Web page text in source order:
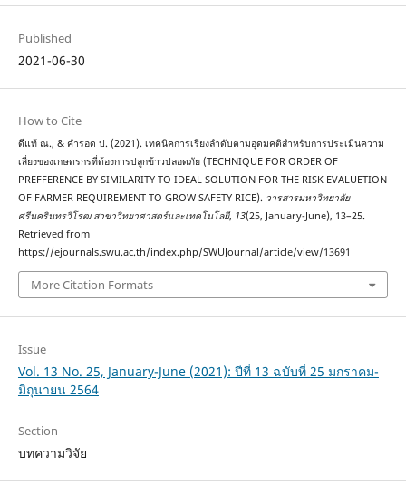
Published
2021-06-30
How to Cite
ดีแท้ ณ., & คำรอด ป. (2021). เทคนิคการเรียงลำดับตามอุดมคติสำหรับการประเมินความ
เสี่ยงของเกษตรกรที่ต้องการปลูกข้าวปลอดภัย (TECHNIQUE FOR ORDER OF
PREFFERENCE BY SIMILARITY TO IDEAL SOLUTION FOR THE RISK EVALUETION
OF FARMER REQUIREMENT TO GROW SAFETY RICE). วารสารมหาวิทยาลัย
ศรีนครินทรวิโรฒ สาขาวิทยาศาสตร์และเทคโนโลยี, 13(25, January-June), 13–25.
Retrieved from
https://ejournals.swu.ac.th/index.php/SWUJournal/article/view/13691
More Citation Formats
Issue
Vol. 13 No. 25, January-June (2021): ปีที่ 13 ฉบับที่ 25 มกราคม-
มิถุนายน 2564
Section
บทความวิจัย